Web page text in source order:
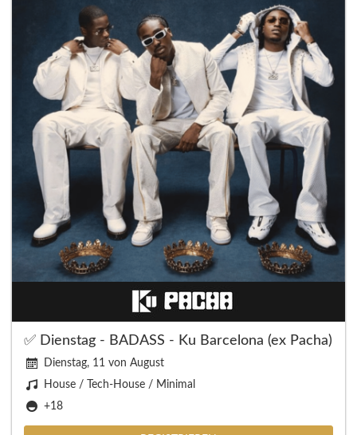
✅ Dienstag - BADASS - Ku Barcelona (ex Pacha)
Dienstag, 11 von August
House / Tech-House / Minimal
+18